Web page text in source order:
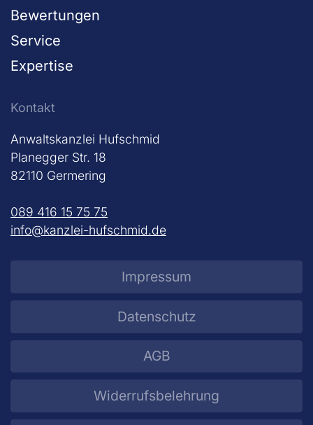
Bewertungen
Service
Expertise
Kontakt
Anwaltskanzlei Hufschmid
Planegger Str. 18
82110 Germering
089 416 15 75 75
info@kanzlei-hufschmid.de
Impressum
Datenschutz
AGB
Widerrufsbelehrung